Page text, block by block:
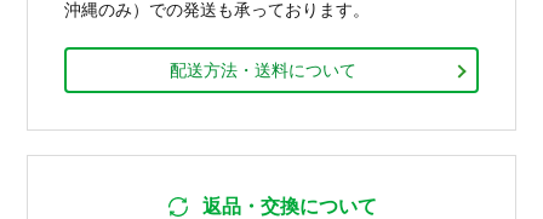
沖縄のみ）での発送も承っております。
配送方法・送料について
返品・交換について